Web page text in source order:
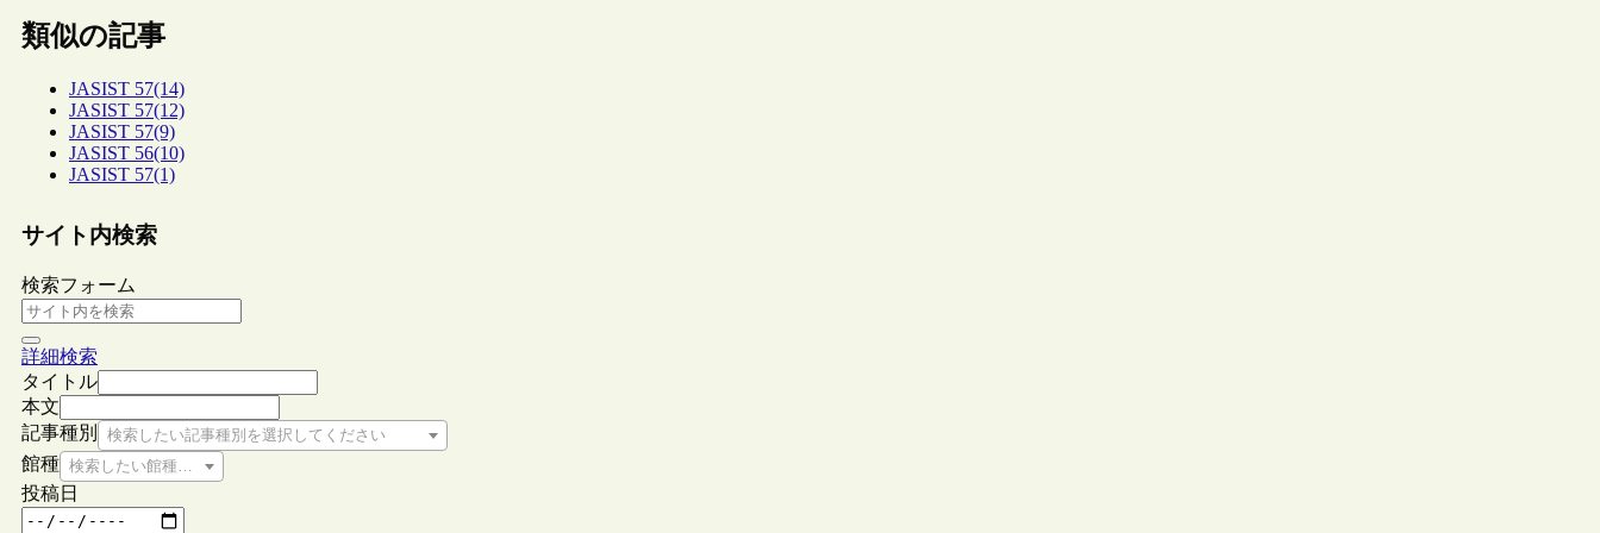
類似の記事
JASIST 57(14)
JASIST 57(12)
JASIST 57(9)
JASIST 56(10)
JASIST 57(1)
サイト内検索
検索フォーム
詳細検索
タイトル
本文
記事種別
検索したい記事種別を選択してください
館種 検索したい館種を選択してください
投稿日